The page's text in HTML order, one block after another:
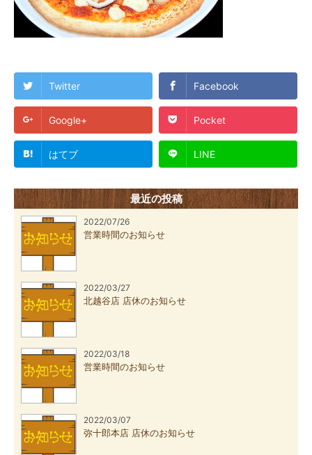
Twitter Facebook
Google+ Pocket
はてブ LINE
最近の投稿
2022/07/26
営業時間のお知らせ
2022/03/27
北越谷店 店休のお知らせ
2022/03/18
営業時間のお知らせ
2022/03/07
弥十郎本店 店休のお知らせ